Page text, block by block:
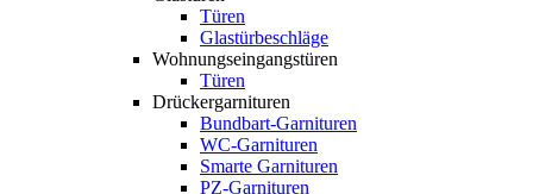
Türen
Glastürbeschläge
Wohnungseingangstüren
Türen
Drückergarnituren
Bundbart-Garnituren
WC-Garnituren
Smarte Garnituren
PZ-Garnituren